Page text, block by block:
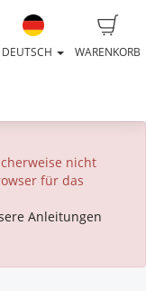
WARENKORB
DEUTSCH
nicht
für das
Anleitungen